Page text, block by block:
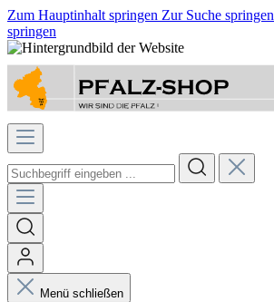
Zum Hauptinhalt springen Zur Suche springen
springen
Menü schließen